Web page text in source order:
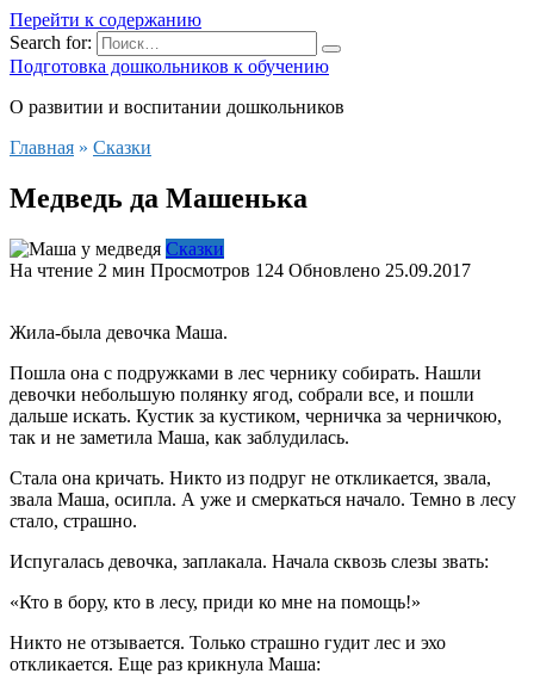
Перейти к содержанию
Search for:
Подготовка дошкольников к обучению
О развитии и воспитании дошкольников
Главная » Сказки
Медведь да Машенька
Сказки
На чтение 2 мин Просмотров 124 Обновлено 25.09.2017
Жила-была девочка Маша.
Пошла она с подружками в лес чернику собирать. Нашли
девочки небольшую полянку ягод, собрали все, и пошли
дальше искать. Кустик за кустиком, черничка за черничкою,
так и не заметила Маша, как заблудилась.
Стала она кричать. Никто из подруг не откликается, звала,
звала Маша, осипла. А уже и смеркаться начало. Темно в лесу
стало, страшно.
Испугалась девочка, заплакала. Начала сквозь слезы звать:
«Кто в бору, кто в лесу, приди ко мне на помощь!»
Никто не отзывается. Только страшно гудит лес и эхо
откликается. Еще раз крикнула Маша: